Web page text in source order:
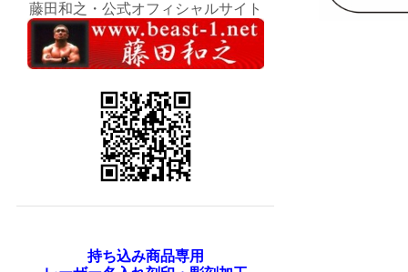
藤田和之・公式オフィシャルサイト
持ち込み商品専用